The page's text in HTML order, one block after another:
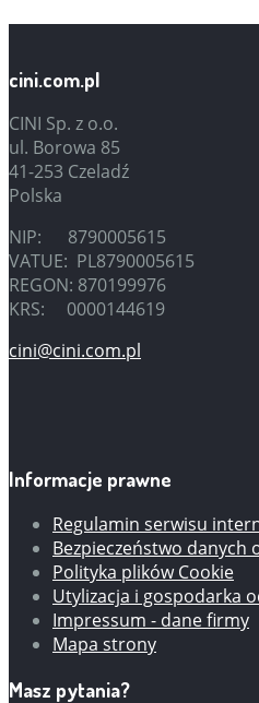
cini.com.pl
CINI Sp. z o.o.
ul. Borowa 85
41-253 Czeladź
Polska
NIP: 8790005615
VATUE: PL8790005615
REGON: 870199976
KRS: 0000144619
cini@cini.com.pl
Informacje prawne
Regulamin serwisu
Bezpieczeństwo danych
Polityka plików Cookie
Utylizacja i gospodarka
Impressum - dane firmy
Mapa strony
Masz pytania?